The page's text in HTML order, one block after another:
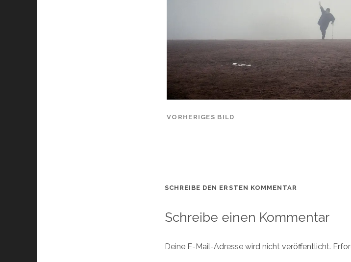
VORHERIGES BILD
SCHREIBE DEN ERSTEN KOMMENTAR
Schreibe einen Kommentar
Deine E-Mail-Adresse wird nicht veröffentlicht.